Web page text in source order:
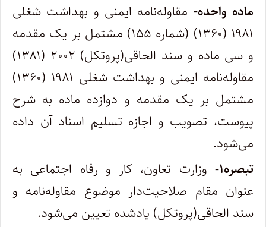
ماده ‌واحده- مقاوله‌نامه ایمنی و بهداشت شغلی
۱۹۸۱ (۱۳۶۰) (شماره ۱۵۵) مشتمل بر یک مقدمه
و سی ماده و سند الحاقی(پروتکل) ۲۰۰۲ (۱۳۸۱)
مقاوله‌نامه ایمنی و بهداشت شغلی ۱۹۸۱ (۱۳۶۰)
مشتمل بر یک مقدمه و دوازده ماده به شرح
پیوست، تصویب و اجازه تسلیم اسناد آن داده
می‌شود.
تبصره۱-
وزارت تعاون، کار و رفاه اجتماعی به
عنوان مقام صلاحیت‌دار موضوع مقاوله‌نامه و
سند الحاقی(پروتکل) یادشده تعیین می‌شود.